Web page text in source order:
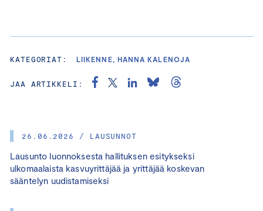
26.06.2026 / LAUSUNNOT
Lausunto luonnoksesta hallituksen esitykseksi
ulkomaalaista kasvuyrittäjää ja yrittäjää koskevan
sääntelyn uudistamiseksi
KATEGORIAT: LIIKENNE, HANNA KALENOJA
JAA ARTIKKELI: